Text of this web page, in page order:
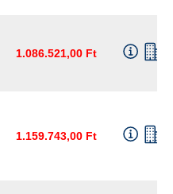
1.086.521,00 Ft
1.159.743,00 Ft